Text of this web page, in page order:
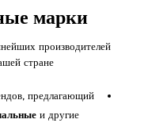
марки
производителей
стране.
предлагающий
и другие